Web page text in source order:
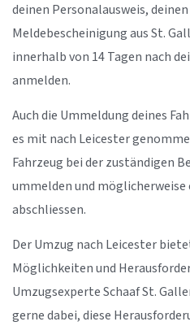
deinen Personalausweis,
Meldebescheinigung aus St.
innerhalb von 14 Tagen nach
anmelden.
Auch die Ummeldung deines
es mit nach Leicester
Fahrzeug bei der zuständigen
ummelden und möglicherweise
abschliessen.
Der Umzug nach Leicester
Möglichkeiten und
Umzugsexperte Schaaf St.
gerne dabei, diese